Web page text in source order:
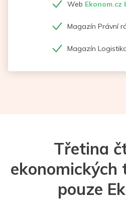
Web Ekonom.cz
Magazín Právní
Magazín
Třetina
ekonomických
pouze